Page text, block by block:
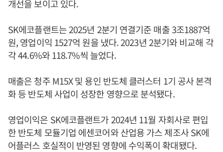
개선을 보이고 있다.
SK에코플랜트는 2025년 2분기 연결기준 매출 3조1887억
원, 영업이익 1527억 원을 냈다. 2023년 2분기와 비교해 각
각 44.6%와 118.7%씩 늘었다.
매출은 청주 M15X 및 용인 반도체 클러스터 1기 공사 본격
화 등 반도체 사업이 성장한 영향으로 분석됐다.
영업이익은 SK에코플랜트가 2024년 11월 자회사로 편입
한 반도체 모듈기업 에센코어와 산업용 가스 제조사 SK에
어플러스 호실적이 반영된 영향에 수익폭이 확대됐다.